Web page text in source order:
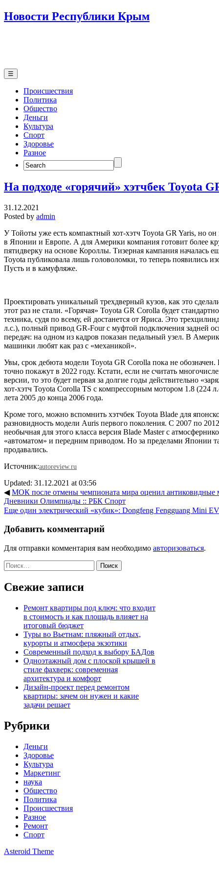
Новости Республики Крым
☰
Происшествия
Политика
Общество
Деньги
Культура
Спорт
Здоровье
Разное
Search
for:
На подходе «горячий» хэтчбек Toyota
31.12.2021
Posted by admin
У Тойоты уже есть компактный хот-хэтч Toyota GR Yaris, но
в Японии и Европе. А для Америки компания готовит более
пятидверку на основе Короллы. Тизерная кампания началась
Toyota публиковала лишь головоломки, то теперь появились
Пусть и в камуфляже.
Проектировать уникальный трехдверный кузов, как это
этот раз не стали. «Горячая» Toyota GR Corolla будет
техника, судя по всему, ей достанется от Яриса. Это
л.с.), полный привод GR-Four с муфтой подключения задней
передач: на одном из кадров показан педальный узел. В
машинки любят как раз с «механикой».
Увы, срок дебюта модели Toyota GR Corolla пока не
точно покажут в 2022 году. Кстати, если не считать
версии, то это будет первая за долгие годы действительно
хот-хэтч Toyota Corolla TS с компрессорным мотором 1.8 (224
лета 2005 до конца 2006 года.
Кроме того, можно вспомнить хэтчбек Toyota Blade для
разновидность модели Auris первого поколения. С 2007 по
необычная для этого класса версия Blade Master с
«автоматом» и передним приводом. Но за пределами Японии
продавались.
Источник:autoreview.ru
Updated: 31.12.2021 at 03:56
◀МОК после отмены чемпионата мира оценил антиковидные
Дневники Олимпиады :: РБК Спорт
Еще один электрический «кубик»: Dongfeng Fengguang Mini EV
Добавить комментарий
Для отправки комментария вам необходимо авторизоваться.
Найти:
Свежие записи
Ремонт квартиры под ключ: что входит
в стоимость и как площадь влияет на
итоговый бюджет
Туры во Вьетнам: пляжный отдых,
курорты и атмосфера экзотики
Современный подход к выбору БАДов
Одноэтажный дом с плоской крышей в
стиле фахверк: современная
архитектура и комфорт
Дизайн-проект перед ремонтом
квартиры: зачем он нужен и какие
задачи решает
Рубрики
Деньги
Здоровье
Культура
Маркетинг
наука
Общество
Политика
Происшествия
Разное
Ремонт
Спорт
Asteroid Theme